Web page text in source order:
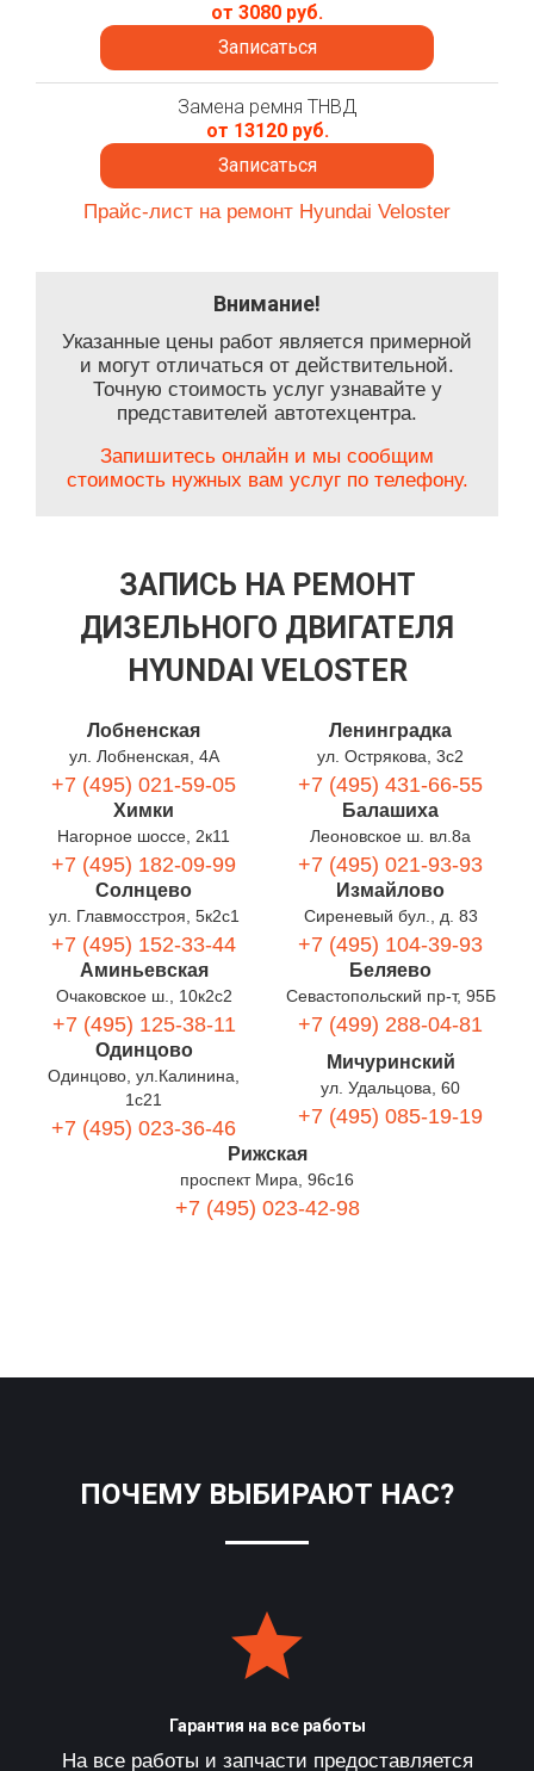
от 3080 руб.
Записаться
Замена ремня ТНВД
от 13120 руб.
Записаться
Прайс-лист на ремонт Hyundai Veloster
Внимание!
Указанные цены работ является примерной
и могут отличаться от действительной.
Точную стоимость услуг узнавайте у
представителей автотехцентра.
Запишитесь онлайн и мы сообщим
стоимость нужных вам услуг по телефону.
ЗАПИСЬ НА РЕМОНТ
ДИЗЕЛЬНОГО ДВИГАТЕЛЯ
HYUNDAI VELOSTER
Лобненская
ул. Лобненская, 4А
+7 (495) 021-59-05
Ленинградка
ул. Острякова, 3с2
+7 (495) 431-66-55
Химки
Нагорное шоссе, 2к11
+7 (495) 182-09-99
Балашиха
Леоновское ш. вл.8а
+7 (495) 021-93-93
Солнцево
ул. Главмосстроя, 5к2с1
+7 (495) 152-33-44
Измайлово
Сиреневый бул., д. 83
+7 (495) 104-39-93
Аминьевская
Очаковское ш., 10к2с2
+7 (495) 125-38-11
Беляево
Севастопольский пр-т, 95Б
+7 (499) 288-04-81
Одинцово
Одинцово, ул.Калинина,
1с21
+7 (495) 023-36-46
Мичуринский
ул. Удальцова, 60
+7 (495) 085-19-19
Рижская
проспект Мира, 96с16
+7 (495) 023-42-98
ПОЧЕМУ ВЫБИРАЮТ НАС?
Гарантия на все работы
На все работы и запчасти предоставляется